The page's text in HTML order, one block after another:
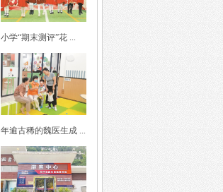
小学“期末测评”花 ...
年逾古稀的魏医生成 ...